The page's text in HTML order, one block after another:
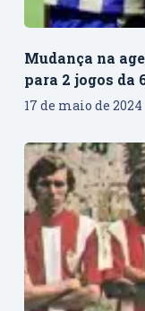
Mudança na
para 2 jogos da
17 de maio de 2024